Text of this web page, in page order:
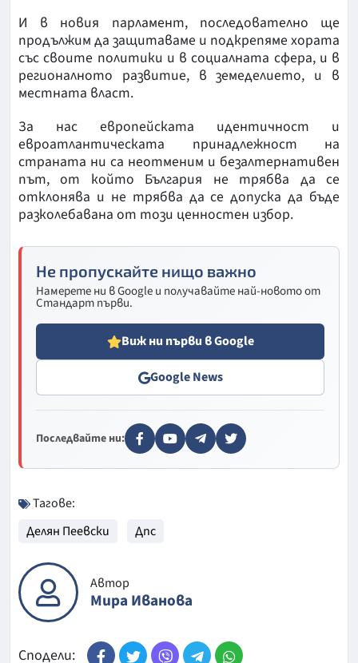
И в новия парламент, последователно ще
продължим да защитаваме и подкрепяме хората
със своите политики и в социалната сфера, и в
регионалното развитие, в земеделието, и в
местната власт.
За нас европейската идентичност и
евроатлантическата принадлежност на
страната ни са неотменим и безалтернативен
път, от който България не трябва да се
отклонява и не трябва да се допуска да бъде
разколебавана от този ценностен избор.
Не пропускайте нищо важно
Намерете ни в Google и получавайте най-новото от
Стандарт първи.
Виж ни първи в Google
Google News
Последвайте ни:
Тагове:
Делян Пеевски
Дпс
Автор
Мира Иванова
Сподели: